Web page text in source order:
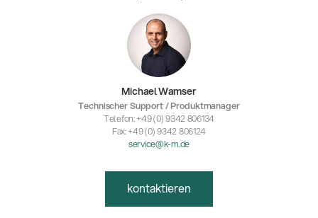
Michael Wamser
Technischer Support / Produktmanager
Telefon: +49 (0) 9342 806134
Fax: +49 (0) 9342 806124
service@k-m.de
kontaktieren